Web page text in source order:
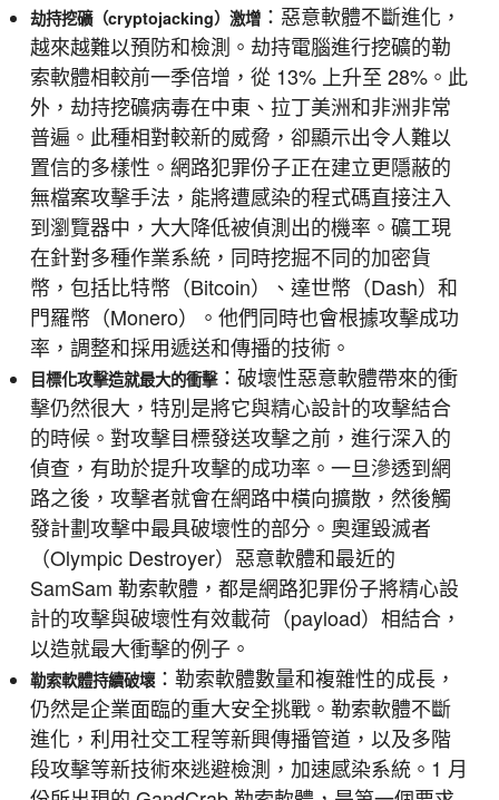
劫持挖礦（cryptojacking）激增：惡意軟體不斷進化，
越來越難以預防和檢測。劫持電腦進行挖礦的勒
索軟體相較前一季倍增，從 13% 上升至 28%。此
外，劫持挖礦病毒在中東、拉丁美洲和非洲非常
普遍。此種相對較新的威脅，卻顯示出令人難以
置信的多樣性。網路犯罪份子正在建立更隱蔽的
無檔案攻擊手法，能將遭感染的程式碼直接注入
到瀏覽器中，大大降低被偵測出的機率。礦工現
在針對多種作業系統，同時挖掘不同的加密貨
幣，包括比特幣（Bitcoin）、達世幣（Dash）和
門羅幣（Monero）。他們同時也會根據攻擊成功
率，調整和採用遞送和傳播的技術。
目標化攻擊造就最大的衝擊：破壞性惡意軟體帶來的衝
擊仍然很大，特別是將它與精心設計的攻擊結合
的時候。對攻擊目標發送攻擊之前，進行深入的
偵查，有助於提升攻擊的成功率。一旦滲透到網
路之後，攻擊者就會在網路中橫向擴散，然後觸
發計劃攻擊中最具破壞性的部分。奧運毀滅者
（Olympic Destroyer）惡意軟體和最近的
SamSam 勒索軟體，都是網路犯罪份子將精心設
計的攻擊與破壞性有效載荷（payload）相結合，
以造就最大衝擊的例子。
勒索軟體持續破壞：勒索軟體數量和複雜性的成長，
仍然是企業面臨的重大安全挑戰。勒索軟體不斷
進化，利用社交工程等新興傳播管道，以及多階
段攻擊等新技術來逃避檢測，加速感染系統。1 月